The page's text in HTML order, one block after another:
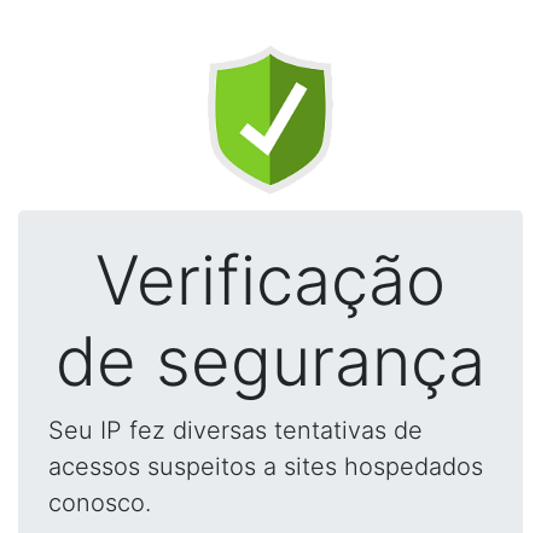
Verificação
de segurança
Seu IP fez diversas tentativas de
acessos suspeitos a sites hospedados
conosco.